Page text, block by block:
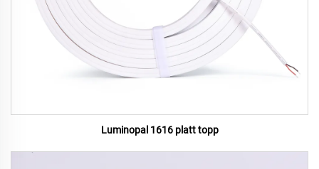
Luminopal 1616 platt topp